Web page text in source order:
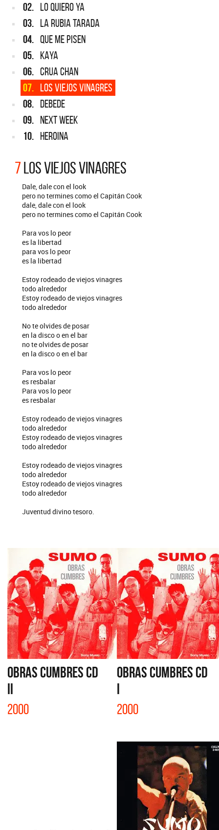
02. LO QUIERO YA
03. LA RUBIA TARADA
04. QUE ME PISEN
05. KAYA
06. CRUA CHAN
07. LOS VIEJOS VINAGRES
08. DEBEDE
09. NEXT WEEK
10. HEROINA
7LOS VIEJOS VINAGRES
Dale, dale con el look
pero no termines como el Capitán Cook
dale, dale con el look
pero no termines como el Capitán Cook
Para vos lo peor
es la libertad
para vos lo peor
es la libertad
Estoy rodeado de viejos vinagres
todo alrededor
Estoy rodeado de viejos vinagres
todo alrededor
No te olvides de posar
en la disco o en el bar
no te olvides de posar
en la disco o en el bar
Para vos lo peor
es resbalar
Para vos lo peor
es resbalar
Estoy rodeado de viejos vinagres
todo alrededor
Estoy rodeado de viejos vinagres
todo alrededor
Estoy rodeado de viejos vinagres
todo alrededor
Estoy rodeado de viejos vinagres
todo alrededor
Juventud divino tesoro.
OBRAS CUMBRES CD
II
2000
OBRAS CUMBRES CD
I
2000